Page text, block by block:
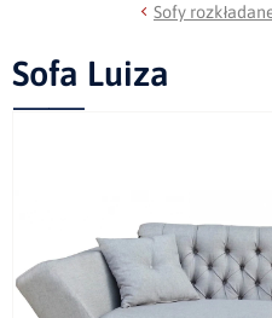
Sofy
Sofa Luiza